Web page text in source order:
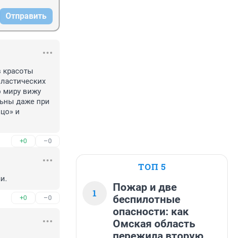
Отправить
красоты
миру вижу
даже при
и
+0 –0
+0 –0
ТОП 5
1
Пожар и две
беспилотные
опасности: как
Омская область